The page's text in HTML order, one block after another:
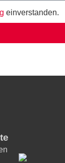
einverstanden.